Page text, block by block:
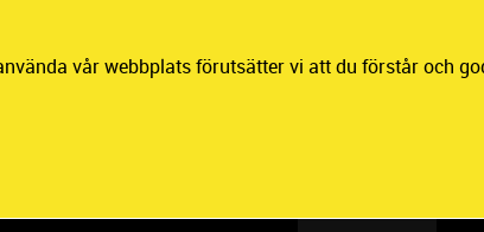
vår webbplats förutsätter vi att du förstår och